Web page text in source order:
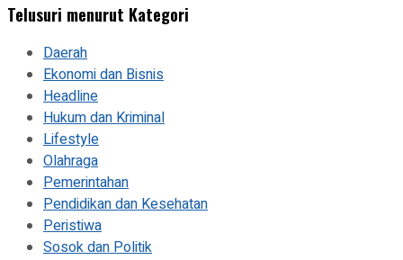
Telusuri menurut Kategori
Daerah
Ekonomi dan Bisnis
Headline
Hukum dan Kriminal
Lifestyle
Olahraga
Pemerintahan
Pendidikan dan Kesehatan
Peristiwa
Sosok dan Politik